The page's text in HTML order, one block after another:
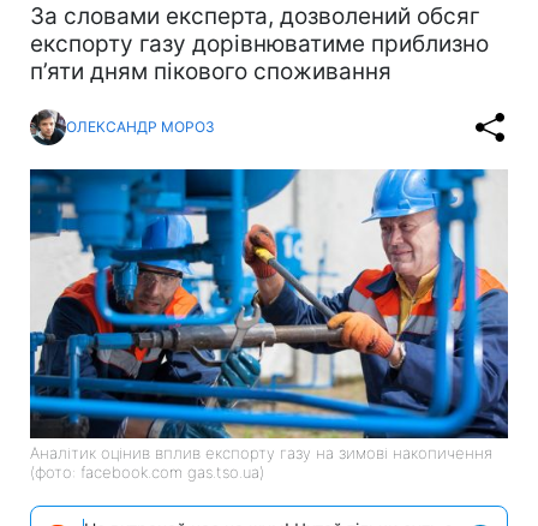
За словами експерта, дозволений обсяг
експорту газу дорівнюватиме приблизно
п’яти дням пікового споживання
ОЛЕКСАНДР МОРОЗ
Аналітик оцінив вплив експорту газу на зимові накопичення
(фото: facebook.com gas.tso.ua)